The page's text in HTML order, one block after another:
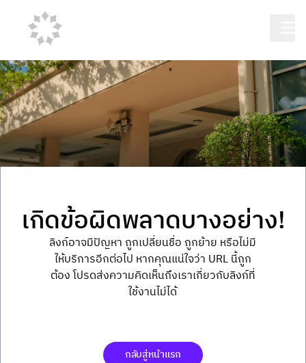
เกิดข้อผิดพลาดบางอย่าง!
ลิงก์อาจมีปัญหา ถูกเปลี่ยนชื่อ ถูกย้าย หรือไม่มี
ให้บริการอีกต่อไป หากคุณแน่ใจว่า URL นี้ถูก
ต้อง โปรดส่งความคิดเห็นถึงเราเกี่ยวกับลิงก์ที่
ใช้งานไม่ได้
กลับสู่หน้าแรก